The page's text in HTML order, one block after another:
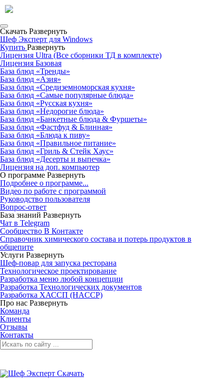
Скачать Развернуть
Шеф Эксперт для Windows
Купить Развернуть
Лицензия Ultra (Все сборники ТД в комплекте)
Лицензия Базовая
База блюд «Тренды»
База блюд «Азия»
База блюд «Средиземноморская кухня»
База блюд «Самые популярные блюда»
База блюд «Русская кухня»
База блюд «Недорогие блюда»
База блюд «Банкетные блюда & Фуршеты»
База блюд «Фастфуд & Блинная»
База блюд «Блюда к пиву»
База блюд «Правильное питание»
База блюд «Гриль & Стейк Хаус»
База блюд «Десерты и выпечка»
Лицензия на доп. компьютер
О программе Развернуть
Подробнее о программе...
Видео по работе с программой
Руководство пользователя
Вопрос-ответ
База знаний Развернуть
Чат в Telegram
Сообщество В Контакте
Справочник химического состава и потерь продуктов в
общепите
Услуги Развернуть
Шеф-повар для запуска ресторана
Технологическое проектирование
Разработка меню любой концепции
Разработка Технологических документов
Разработка ХАССП (HACCP)
Про нас Развернуть
Команда
Клиенты
Отзывы
Контакты